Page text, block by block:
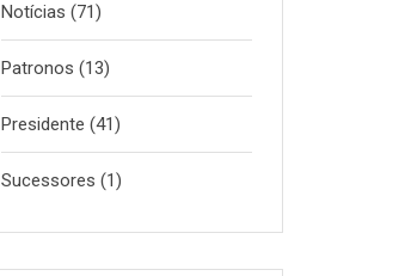
Notícias (71)
Patronos (13)
Presidente (41)
Sucessores (1)